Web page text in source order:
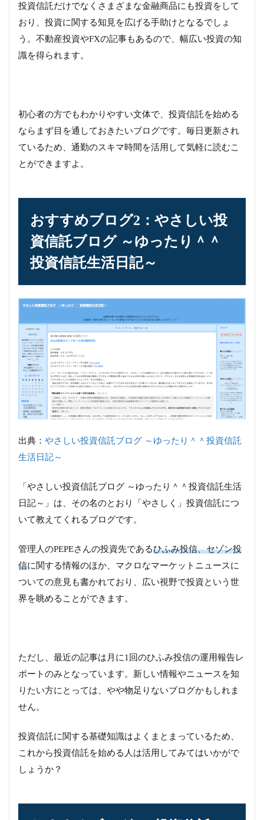
投資信託だけでなくさまざまな金融商品にも投資をして
おり、投資に関する知見を広げる手助けとなるでしょ
う。不動産投資やFXの記事もあるので、幅広い投資の知
識を得られます。
初心者の方でもわかりやすい文体で、投資信託を始める
ならまず目を通しておきたいブログです。毎日更新され
ているため、通勤のスキマ時間を活用して気軽に読むこ
とができますよ。
おすすめブログ2：やさしい投
資信託ブログ ～ゆったり＾＾
投資信託生活日記～
出典： やさしい投資信託ブログ ～ゆったり＾＾投資信託
生活日記～
「やさしい投資信託ブログ ～ゆったり＾＾投資信託生活
日記～」は、その名のとおり「やさしく」投資信託につ
いて教えてくれるブログです。
管理人のPEPEさんの投資先であるひふみ投信、セゾン投
信に関する情報のほか、マクロなマーケットニュースに
ついての意見も書かれており、広い視野で投資という世
界を眺めることができます。
ただし、最近の記事は月に1回のひふみ投信の運用報告レ
ポートのみとなっています。新しい情報やニュースを知
りたい方にとっては、やや物足りないブログかもしれま
せん。
投資信託に関する基礎知識はよくまとまっているため、
これから投資信託を始める人は活用してみてはいかがで
しょうか？